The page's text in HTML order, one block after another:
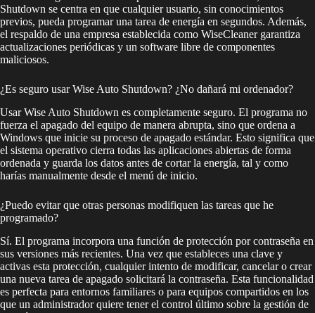
Shutdown se centra en que cualquier usuario, sin conocimientos
previos, pueda programar una tarea de energía en segundos. Además,
el respaldo de una empresa establecida como WiseCleaner garantiza
actualizaciones periódicas y un software libre de componentes
maliciosos.
¿Es seguro usar Wise Auto Shutdown? ¿No dañará mi ordenador?
Usar Wise Auto Shutdown es completamente seguro. El programa no
fuerza el apagado del equipo de manera abrupta, sino que ordena a
Windows que inicie su proceso de apagado estándar. Esto significa que
el sistema operativo cierra todas las aplicaciones abiertas de forma
ordenada y guarda los datos antes de cortar la energía, tal y como
harías manualmente desde el menú de inicio.
¿Puedo evitar que otras personas modifiquen las tareas que he
programado?
Sí. El programa incorpora una función de protección por contraseña en
sus versiones más recientes. Una vez que estableces una clave y
activas esta protección, cualquier intento de modificar, cancelar o crear
una nueva tarea de apagado solicitará la contraseña. Esta funcionalidad
es perfecta para entornos familiares o para equipos compartidos en los
que un administrador quiere tener el control último sobre la gestión de